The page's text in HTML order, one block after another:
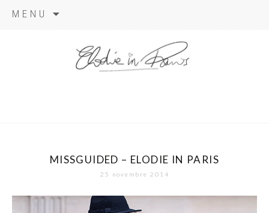
MENU
MISSGUIDED – ELODIE IN PARIS
25 novembre 2014